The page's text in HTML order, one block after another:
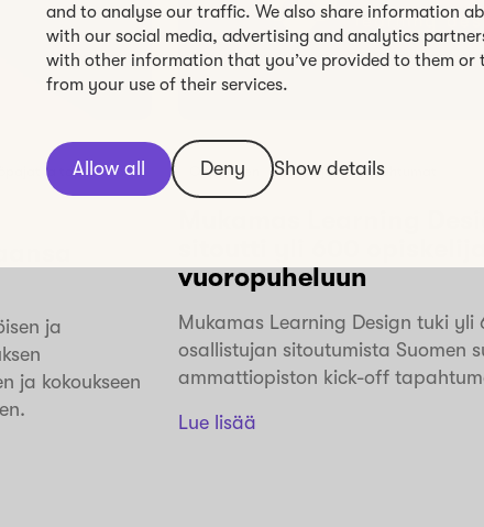
and to analyse our traffic. We also share information
with our social media, advertising and analytics
with other information that you’ve provided to them or
from your use of their services.
Allow all Deny Show details
ja tapahtumat
ja
ja kokoukseen
Oppiminen Työpajat ja tapahtumat
vuoropuheluun
Mukamas Learning Design tuki yli
osallistujan sitoutumista Suomen
ammattiopiston kick-off
Lue lisää